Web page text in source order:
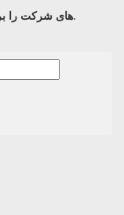
NameServer های شرکت را بر روی دامنه ام تنظیم می کنم.